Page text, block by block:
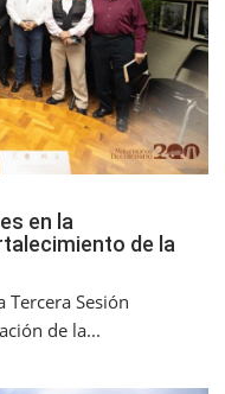
en la
de la
Tercera Sesión
de la...